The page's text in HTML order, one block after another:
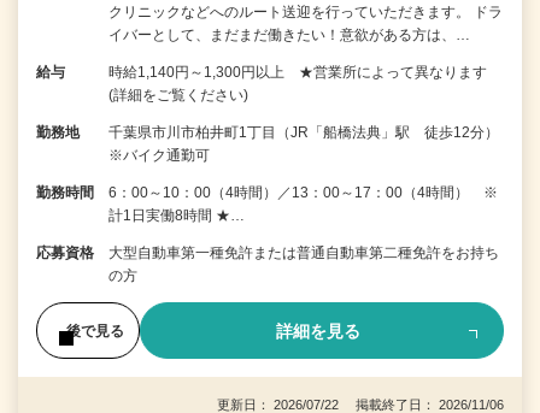
クリニックなどへのルート送迎を行っていただきます。 ドラ
イバーとして、まだまだ働きたい！意欲がある方は、…
給与
時給1,140円～1,300円以上 ★営業所によって異なります
(詳細をご覧ください)
勤務地
千葉県市川市柏井町1丁目（JR「船橋法典」駅 徒歩12分）
※バイク通勤可
勤務時間
6：00～10：00（4時間）／13：00～17：00（4時間） ※
計1日実働8時間 ★…
応募資格
大型自動車第一種免許または普通自動車第二種免許をお持ち
の方
後で見る 詳細を見る
更新日： 2026/07/22 掲載終了日： 2026/11/06